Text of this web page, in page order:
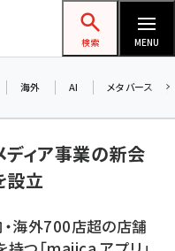
当者フォーラム
検索 MENU
海外 AI メタバース
ディア事業の新会
設立
海外700店超の店舗